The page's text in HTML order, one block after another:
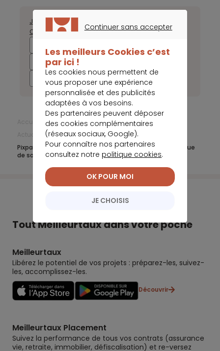
2022
2021
Janvier Février
Octobre Novembre Décembre
Banque en ligne
Actualités Banque en Ligne
Avril 2020
Pixpay réussit un tour de table de 8 millions d’euros en vue
de son expansion en Europe
Tout Meilleurtaux dans votre poche
Meilleurtaux
Libérez le potentiel de vos projets : préparez-les, suivez-
les, accomplissez-les.
Découvrir
Meilleurtaux Placement
Suivez la performance de tous vos contrats (assurance
vie, retraite, immobilier, défiscalisation) et re-versez
Continuer sans accepter
Les meilleurs Cookies c’est
par ici !
Les cookies nous permettent de
vous proposer une expérience
personnalisée et des publicités
adaptées à vos besoins.
Des partenaires peuvent déposer
des cookies complémentaires
(réseaux sociaux, Google).
Pour connaître nos partenaires
consultez notre politique cookies.
JE CHOISIS
OK POUR MOI